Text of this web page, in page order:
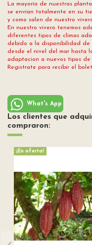
La mayoría de nuestras
se envían totalmente en su
y como salen de nuestro
En nuestro vivero tenemos
diferentes tipos de climas
debido a la disponibilidad de
desde el nivel del mar hasta
adaptacion a nuevos tipos de
Registrate para recibir el
What's App
Los clientes que
compraron:
¡En oferta!